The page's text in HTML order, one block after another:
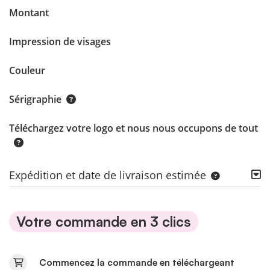
Montant
Impression de visages
Couleur
Sérigraphie
Téléchargez votre logo et nous nous occupons de tout
Expédition et date de livraison estimée
Votre commande en 3 clics
Commencez la commande en téléchargeant